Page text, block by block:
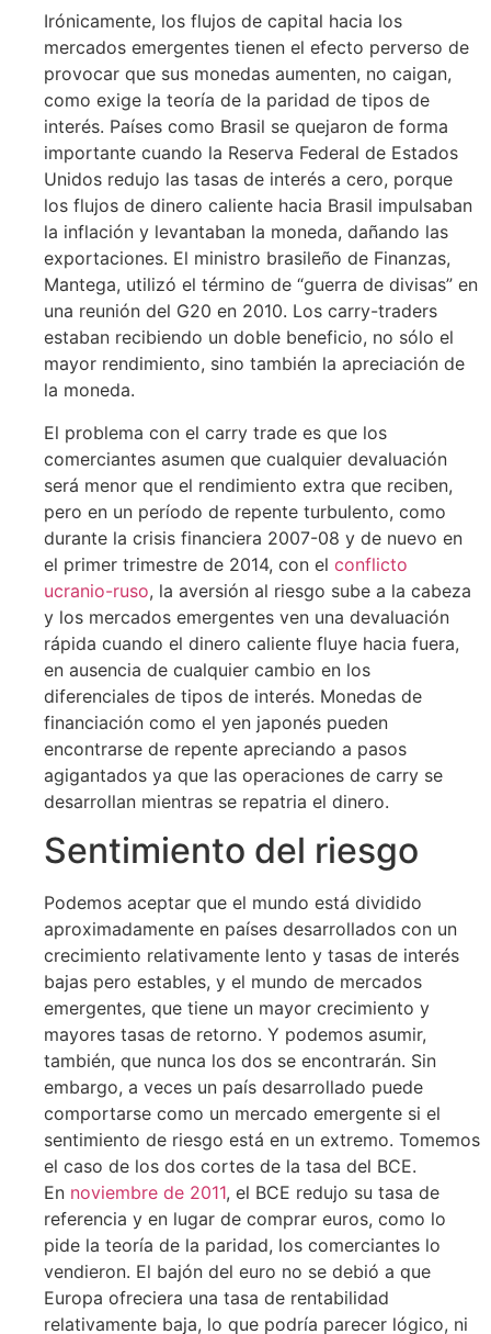
Irónicamente, los flujos de capital hacia los
mercados emergentes tienen el efecto perverso de
provocar que sus monedas aumenten, no caigan,
como exige la teoría de la paridad de tipos de
interés. Países como Brasil se quejaron de forma
importante cuando la Reserva Federal de Estados
Unidos redujo las tasas de interés a cero, porque
los flujos de dinero caliente hacia Brasil impulsaban
la inflación y levantaban la moneda, dañando las
exportaciones. El ministro brasileño de Finanzas,
Mantega, utilizó el término de “guerra de divisas” en
una reunión del G20 en 2010. Los carry-traders
estaban recibiendo un doble beneficio, no sólo el
mayor rendimiento, sino también la apreciación de
la moneda.
El problema con el carry trade es que los
comerciantes asumen que cualquier devaluación
será menor que el rendimiento extra que reciben,
pero en un período de repente turbulento, como
durante la crisis financiera 2007-08 y de nuevo en
el primer trimestre de 2014, con el conflicto
ucranio-ruso, la aversión al riesgo sube a la cabeza
y los mercados emergentes ven una devaluación
rápida cuando el dinero caliente fluye hacia fuera,
en ausencia de cualquier cambio en los
diferenciales de tipos de interés. Monedas de
financiación como el yen japonés pueden
encontrarse de repente apreciando a pasos
agigantados ya que las operaciones de carry se
desarrollan mientras se repatria el dinero.
Sentimiento del riesgo
Podemos aceptar que el mundo está dividido
aproximadamente en países desarrollados con un
crecimiento relativamente lento y tasas de interés
bajas pero estables, y el mundo de mercados
emergentes, que tiene un mayor crecimiento y
mayores tasas de retorno. Y podemos asumir,
también, que nunca los dos se encontrarán. Sin
embargo, a veces un país desarrollado puede
comportarse como un mercado emergente si el
sentimiento de riesgo está en un extremo. Tomemos
el caso de los dos cortes de la tasa del BCE.
En noviembre de 2011, el BCE redujo su tasa de
referencia y en lugar de comprar euros, como lo
pide la teoría de la paridad, los comerciantes lo
vendieron. El bajón del euro no se debió a que
Europa ofreciera una tasa de rentabilidad
relativamente baja, lo que podría parecer lógico, ni